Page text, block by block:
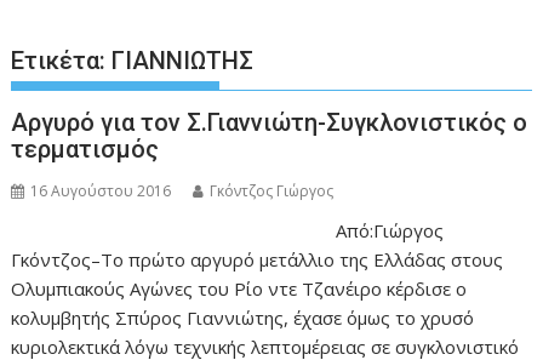
Ετικέτα: ΓΙΑΝΝΙΩΤΗΣ
Αργυρό για τον Σ.Γιαννιώτη-Συγκλονιστικός ο
τερματισμός
16 Αυγούστου 2016 Γκόντζος Γιώργος
Από:Γιώργος
Γκόντζος–Το πρώτο αργυρό μετάλλιο της Ελλάδας στους
Ολυμπιακούς Αγώνες του Ρίο ντε Τζανέιρο κέρδισε ο
κολυμβητής Σπύρος Γιαννιώτης, έχασε όμως το χρυσό
κυριολεκτικά λόγω τεχνικής λεπτομέρειας σε συγκλονιστικό